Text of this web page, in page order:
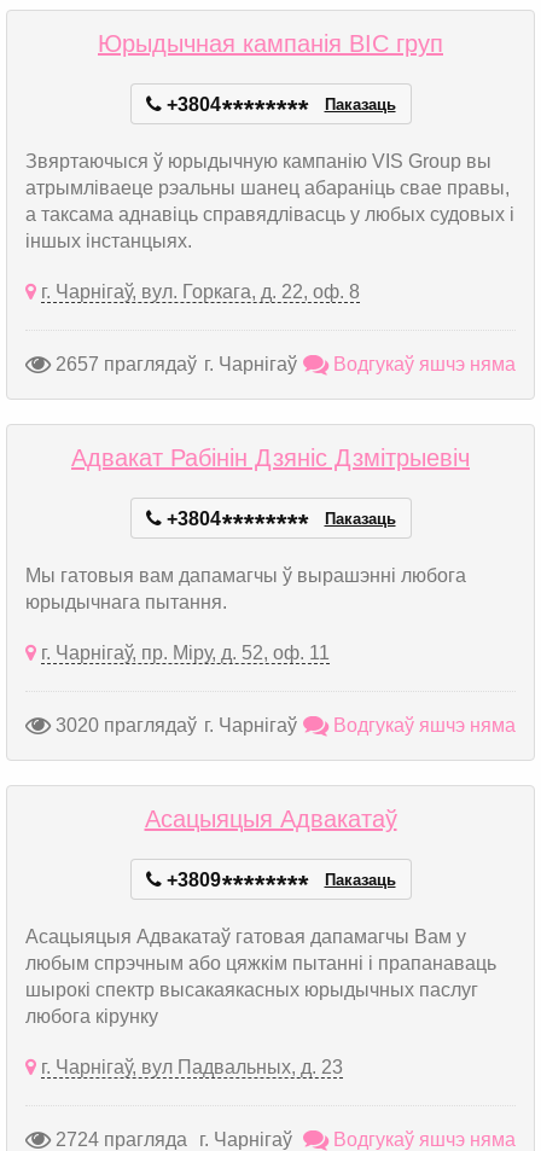
Юрыдычная кампанія ВІС груп
+3804******** Паказаць
Звяртаючыся ў юрыдычную кампанію VIS Group вы
атрымліваеце рэальны шанец абараніць свае правы,
а таксама аднавіць справядлівасць у любых судовых і
іншых інстанцыях.
г. Чарнігаў, вул. Горкага, д. 22, оф. 8
2657 праглядаў г. Чарнігаў Водгукаў яшчэ няма
Адвакат Рабінін Дзяніс Дзмітрыевіч
+3804******** Паказаць
Мы гатовыя вам дапамагчы ў вырашэнні любога
юрыдычнага пытання.
г. Чарнігаў, пр. Міру, д. 52, оф. 11
3020 праглядаў г. Чарнігаў Водгукаў яшчэ няма
Асацыяцыя Адвакатаў
+3809******** Паказаць
Асацыяцыя Адвакатаў гатовая дапамагчы Вам у
любым спрэчным або цяжкім пытанні і прапанаваць
шырокі спектр высакаякасных юрыдычных паслуг
любога кірунку
г. Чарнігаў, вул Падвальных, д. 23
2724 прагляда г. Чарнігаў Водгукаў яшчэ няма